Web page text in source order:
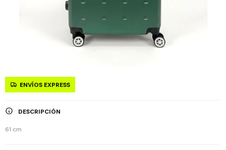
ENVÍOS EXPRESS
DESCRIPCIÓN
61 cm